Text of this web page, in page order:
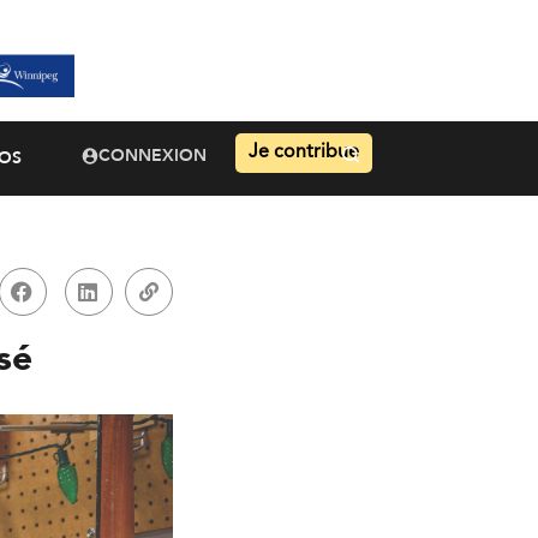
CONNEXION Je contribue